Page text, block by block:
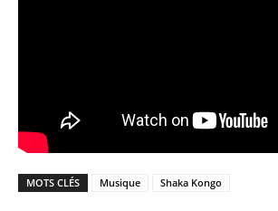
MOTS CLÉS Musique Shaka Kongo